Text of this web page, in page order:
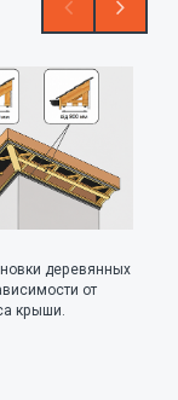
деревянных
от
крыши.